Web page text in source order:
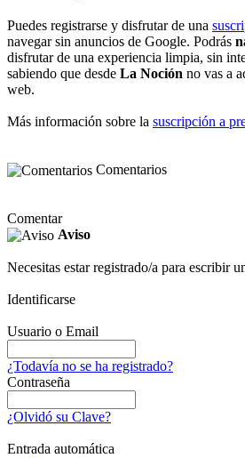
Puedes registrarse y disfrutar de una
navegar sin anuncios de Google. Podrás
disfrutar de una experiencia limpia, sin
sabiendo que desde La Noción no vas a
web.
Más información sobre la suscripción a
Comentarios
Comentar
Aviso
Necesitas estar registrado/a para escribir
Identificarse
Usuario o Email
¿Todavía no se ha registrado?
Contraseña
¿Olvidó su Clave?
Entrada automática